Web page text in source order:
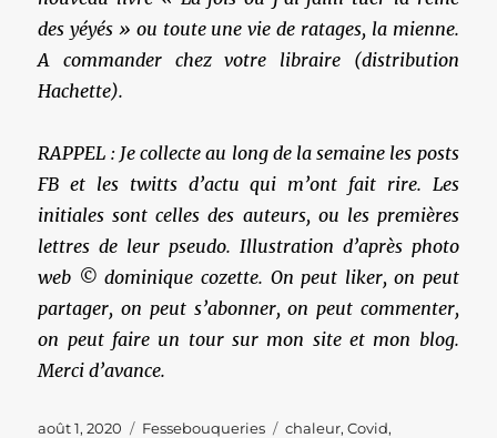
des yéyés » ou toute une vie de ratages, la mienne.
A commander chez votre libraire (distribution
Hachette).
RAPPEL : Je collecte au long de la semaine les posts
FB et les twitts d’actu qui m’ont fait rire. Les
initiales sont celles des auteurs, ou les premières
lettres de leur pseudo. Illustration d’après photo
web © dominique cozette. On peut liker, on peut
partager, on peut s’abonner, on peut commenter,
on peut faire un tour sur mon site et mon blog.
Merci d’avance.
Publié
août 1, 2020 Catégories
Fessebouqueries Étiquettes
chaleur,Covid,